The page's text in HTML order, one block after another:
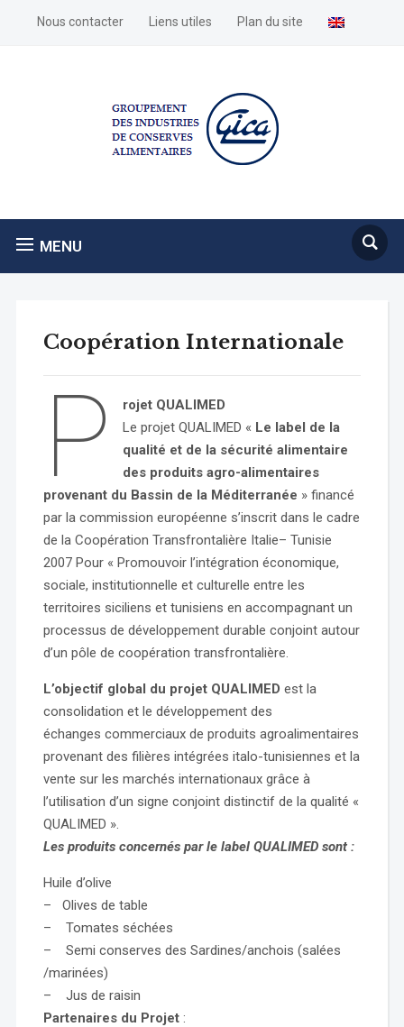
Nous contacter Liens utiles Plan du site
MENU
Coopération Internationale
P
rojet QUALIMED
Le projet QUALIMED « Le label de la
qualité et de la sécurité alimentaire
des produits agro-alimentaires
provenant du Bassin de la Méditerranée » financé
par la commission européenne s’inscrit dans le cadre
de la Coopération Transfrontalière Italie– Tunisie
2007 Pour « Promouvoir l’intégration économique,
sociale, institutionnelle et culturelle entre les
territoires siciliens et tunisiens en accompagnant un
processus de développement durable conjoint autour
d’un pôle de coopération transfrontalière.
L’objectif global du projet QUALIMED est la
consolidation et le développement des
échanges commerciaux de produits agroalimentaires
provenant des filières intégrées italo-tunisiennes et la
vente sur les marchés internationaux grâce à
l’utilisation d’un signe conjoint distinctif de la qualité «
QUALIMED ».
Les produits concernés par le label QUALIMED sont :
Huile d’olive
– Olives de table
– Tomates séchées
– Semi conserves des Sardines/anchois (salées
/marinées)
– Jus de raisin
Partenaires du Projet: